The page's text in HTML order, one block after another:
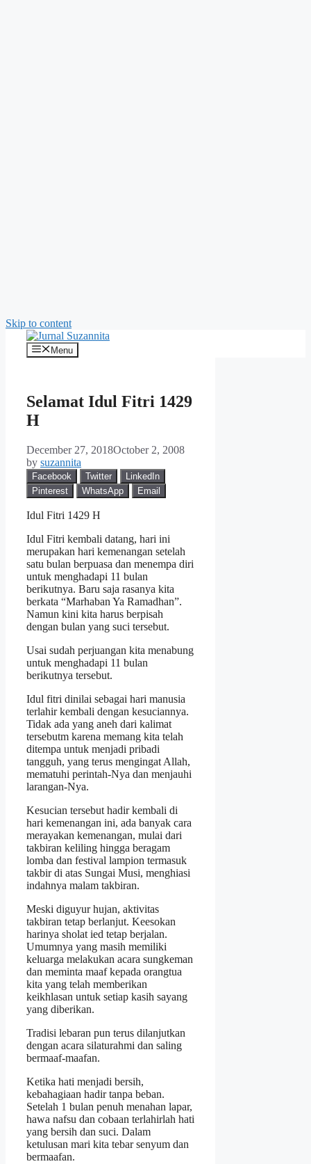
Skip to content
Menu
Selamat Idul Fitri 1429
H
December 27, 2018October 2, 2008
by suzannita
Facebook Twitter
LinkedIn
Pinterest
WhatsApp Email
Idul Fitri 1429 H
Idul Fitri kembali datang, hari ini
merupakan hari kemenangan setelah
satu bulan berpuasa dan menempa diri
untuk menghadapi 11 bulan
berikutnya. Baru saja rasanya kita
berkata “Marhaban Ya Ramadhan”.
Namun kini kita harus berpisah
dengan bulan yang suci tersebut.
Usai sudah perjuangan kita menabung
untuk menghadapi 11 bulan
berikutnya tersebut.
Idul fitri dinilai sebagai hari manusia
terlahir kembali dengan kesuciannya.
Tidak ada yang aneh dari kalimat
tersebutm karena memang kita telah
ditempa untuk menjadi pribadi
tangguh, yang terus mengingat Allah,
mematuhi perintah-Nya dan menjauhi
larangan-Nya.
Kesucian tersebut hadir kembali di
hari kemenangan ini, ada banyak cara
merayakan kemenangan, mulai dari
takbiran keliling hingga beragam
lomba dan festival lampion termasuk
takbir di atas Sungai Musi, menghiasi
indahnya malam takbiran.
Meski diguyur hujan, aktivitas
takbiran tetap berlanjut. Keesokan
harinya sholat ied tetap berjalan.
Umumnya yang masih memiliki
keluarga melakukan acara sungkeman
dan meminta maaf kepada orangtua
kita yang telah memberikan
keikhlasan untuk setiap kasih sayang
yang diberikan.
Tradisi lebaran pun terus dilanjutkan
dengan acara silaturahmi dan saling
bermaaf-maafan.
Ketika hati menjadi bersih,
kebahagiaan hadir tanpa beban.
Setelah 1 bulan penuh menahan lapar,
hawa nafsu dan cobaan terlahirlah hati
yang bersih dan suci. Dalam
ketulusan mari kita tebar senyum dan
bermaafan.